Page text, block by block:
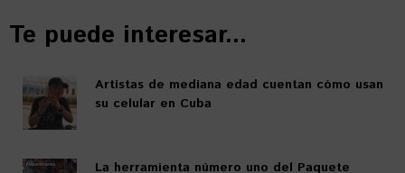
Te puede interesar...
Artistas de mediana edad cuentan cómo usan
su celular en Cuba
La herramienta número uno del Paquete